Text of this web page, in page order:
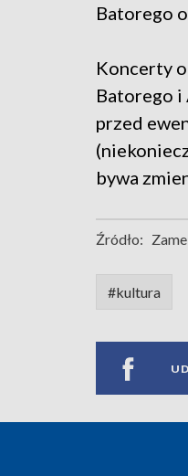
Batorego
Koncerty
Batorego i
przed
bywa
Źródło:
#kultura